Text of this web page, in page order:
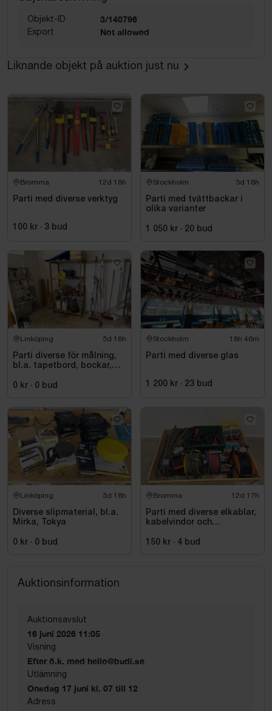
Objekt-ID 3/140796
Export Not allowed
Liknande objekt på auktion just nu
Bromma 12d 18h
Parti med diverse verktyg
100 kr · 3 bud
Stockholm 3d 18h
Parti med tvättbackar i
olika varianter
1 050 kr · 20 bud
Linköping 5d 18h
Parti diverse för målning,
bl.a. tapetbord, bockar,
redskap
0 kr · 0 bud
Stockholm 18h 46m
Parti med diverse glas
1 200 kr · 23 bud
Linköping 5d 18h
Diverse slipmaterial, bl.a.
Mirka, Tokya
0 kr · 0 bud
Bromma 12d 17h
Parti med diverse elkablar,
kabelvindor och
150 kr · 4 bud
Auktionsinformation
Auktionsavslut
16 juni 2026 11:05
Visning
Efter ö.k. med hello@budi.se
Utlämning
Onsdag 17 juni kl. 07 till 12
Adress